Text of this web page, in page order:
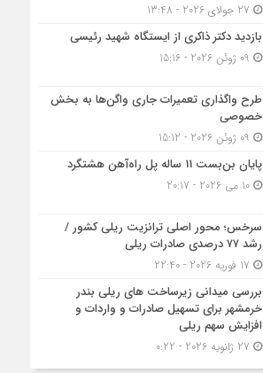
بازدید دکتر ذاکری از ایستگاه شهید رئیسی
طرح واگذاری تعمیرات جاری واگن‌ها به بخش
خصوصی
پایان بن‌بست 11 ساله پل راه‌آهن هشتگرد
10 می 2026 - 20:17
سرخس؛ محور اصلی ترانزیت ریلی کشور /
رشد ۷۷ درصدی صادرات ریلی
بررسی میدانی زیرساخت های ریلی بندر
خرمشهر برای تسهیل صادرات و واردات و
افزایش سهم ریلی